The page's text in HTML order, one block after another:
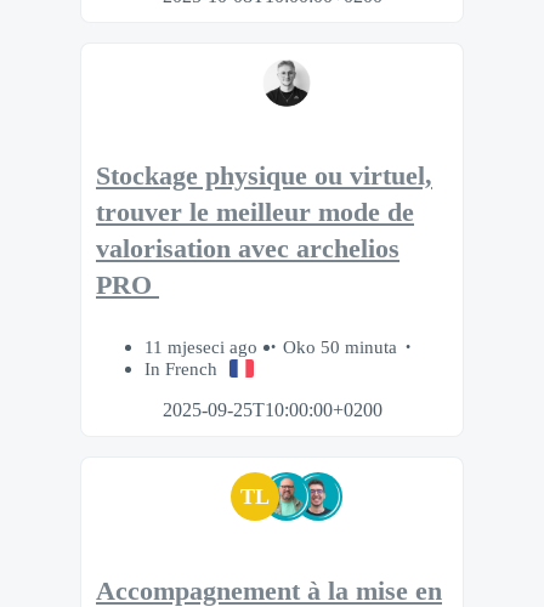
Stockage physique ou virtuel,
trouver le meilleur mode de
valorisation avec archelios
PRO
11 mjeseci ago
Oko 50 minuta
In French
2025-09-25T10:00:00+0200
TL
Accompagnement à la mise en